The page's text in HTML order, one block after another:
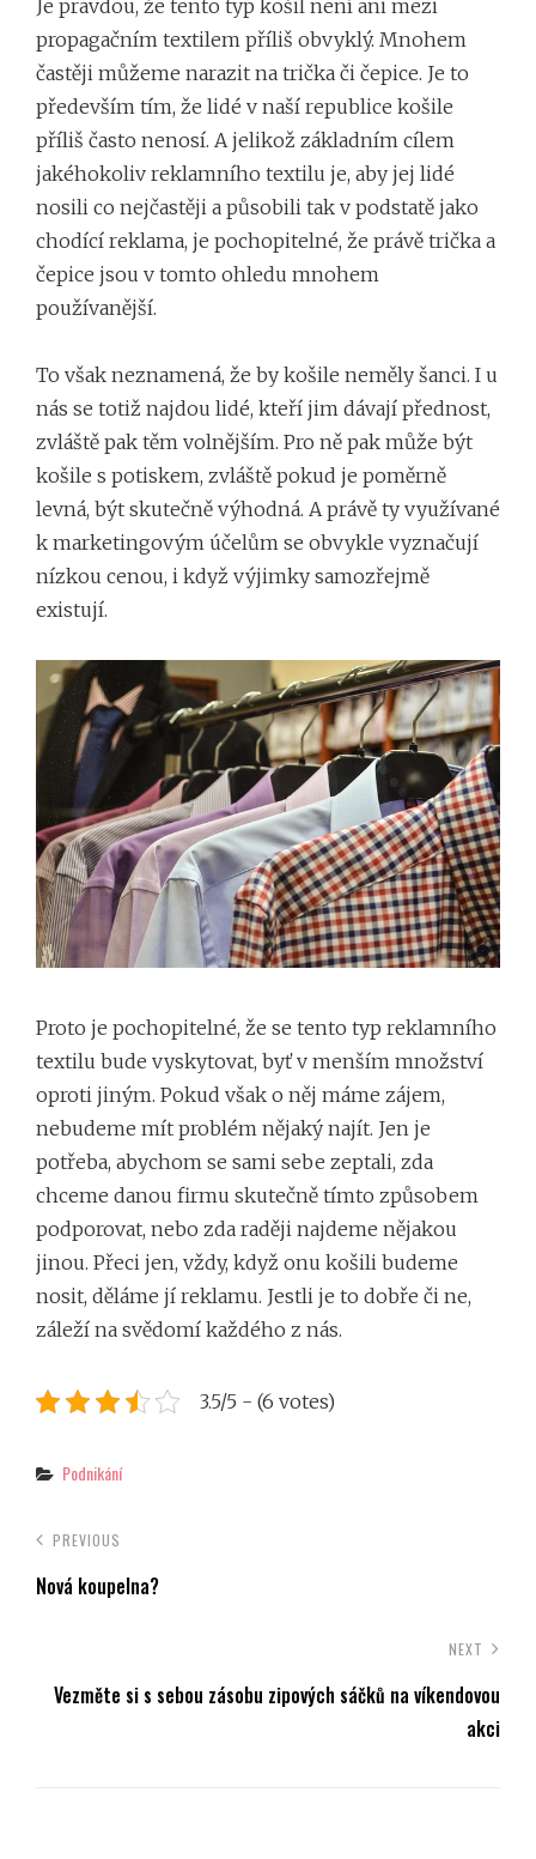
Je pravdou, že tento typ košil není ani mezi
propagačním textilem příliš obvyklý. Mnohem
častěji můžeme narazit na trička či čepice. Je to
především tím, že lidé v naší republice košile
příliš často nenosí. A jelikož základním cílem
jakéhokoliv reklamního textilu je, aby jej lidé
nosili co nejčastěji a působili tak v podstatě jako
chodící reklama, je pochopitelné, že právě trička a
čepice jsou v tomto ohledu mnohem
používanější.
To však neznamená, že by košile neměly šanci. I u
nás se totiž najdou lidé, kteří jim dávají přednost,
zvláště pak těm volnějším. Pro ně pak může být
košile s potiskem, zvláště pokud je poměrně
levná, být skutečně výhodná. A právě ty využívané
k marketingovým účelům se obvykle vyznačují
nízkou cenou, i když výjimky samozřejmě
existují.
Proto je pochopitelné, že se tento typ reklamního
textilu bude vyskytovat, byť v menším množství
oproti jiným. Pokud však o něj máme zájem,
nebudeme mít problém nějaký najít. Jen je
potřeba, abychom se sami sebe zeptali, zda
chceme danou firmu skutečně tímto způsobem
podporovat, nebo zda raději najdeme nějakou
jinou. Přeci jen, vždy, když onu košili budeme
nosit, děláme jí reklamu. Jestli je to dobře či ne,
záleží na svědomí každého z nás.
3.5/5 - (6 votes)
Categories
Podnikání
PREVIOUS
Nová koupelna?
NEXT
Vezměte si s sebou zásobu zipových sáčků na víkendovou
akci